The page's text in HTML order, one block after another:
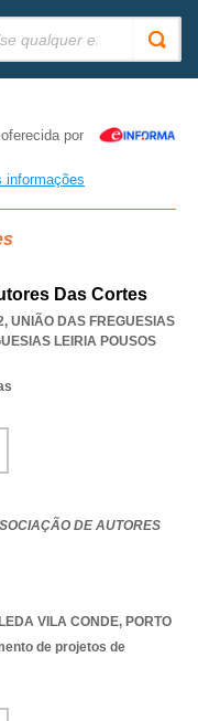
por
informações
Das Cortes
UNIÃO DAS FREGUESIAS
LEIRIA POUSOS
DE AUTORES
VILA CONDE, PORTO
de projetos de